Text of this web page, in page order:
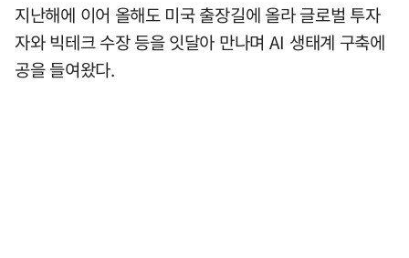
지난해에 이어 올해도 미국 출장길에 올라 글로벌 투자
자와 빅테크 수장 등을 잇달아 만나며 AI 생태계 구축에
공을 들여왔다.